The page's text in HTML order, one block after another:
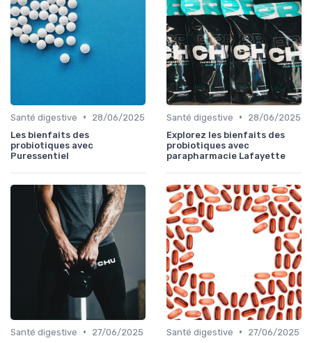
Santé digestive •
28/06/2025
Les bienfaits des
probiotiques avec
Puressentiel
Santé digestive •
28/06/2025
Explorez les bienfaits des
probiotiques avec
parapharmacie Lafayette
Santé digestive •
27/06/2025
Santé digestive •
27/06/2025